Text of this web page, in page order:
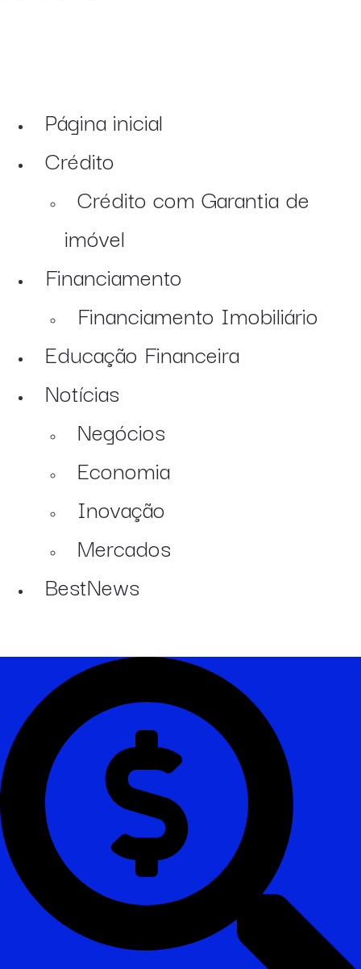
Página inicial
Crédito
Crédito com Garantia de
imóvel
Financiamento
Financiamento Imobiliário
Educação Financeira
Notícias
Negócios
Economia
Inovação
Mercados
BestNews